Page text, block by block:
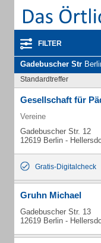
FILTER
Gadebuscher Str Berlin
Standardtreffer
Gesellschaft für
Vereine
Gadebuscher Str. 12
12619 Berlin -
Gratis-Digitalcheck
Gruhn Michael
Gadebuscher Str. 13
12619 Berlin -